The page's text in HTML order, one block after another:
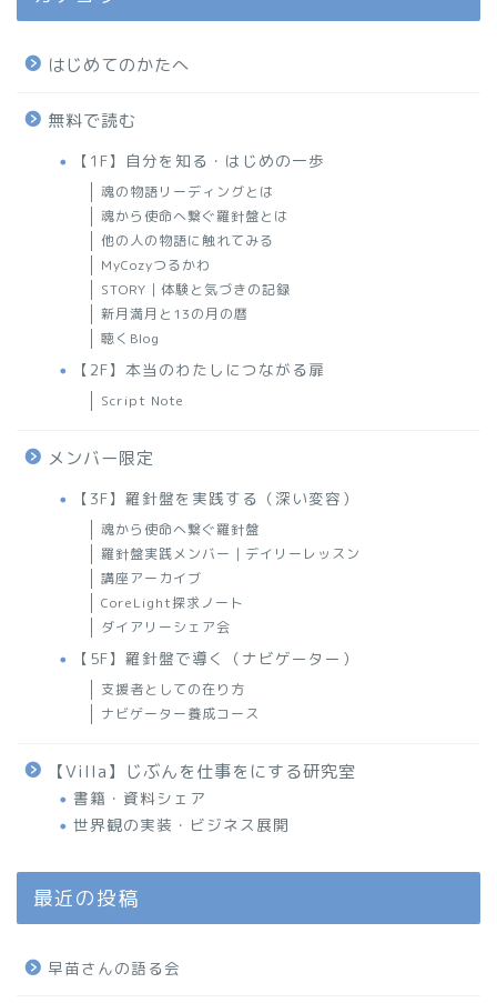
はじめてのかたへ
無料で読む
【1F】自分を知る・はじめの一歩
魂の物語リーディングとは
魂から使命へ繋ぐ羅針盤とは
他の人の物語に触れてみる
MyCozyつるかわ
STORY｜体験と気づきの記録
新月満月と13の月の暦
聴くBlog
【2F】本当のわたしにつながる扉
Script Note
メンバー限定
【3F】羅針盤を実践する（深い変容）
魂から使命へ繋ぐ羅針盤
羅針盤実践メンバー｜デイリーレッスン
講座アーカイブ
CoreLight探求ノート
ダイアリーシェア会
【5F】羅針盤で導く（ナビゲーター）
支援者としての在り方
ナビゲーター養成コース
【Villa】じぶんを仕事をにする研究室
書籍・資料シェア
世界観の実装・ビジネス展開
最近の投稿
早苗さんの語る会